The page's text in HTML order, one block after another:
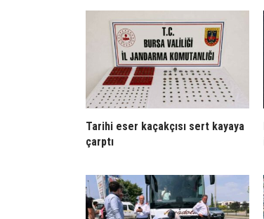
Tarihi eser kaçakçısı sert kayaya
çarptı